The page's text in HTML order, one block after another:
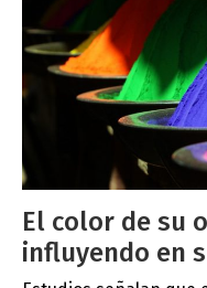
El color de su
influyendo en